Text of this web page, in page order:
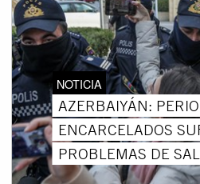
NOTICIA
AZERBAIYÁN:
ENCARCELADOS
PROBLEMAS DE